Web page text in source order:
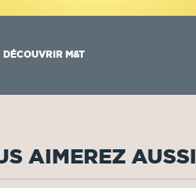
DÉCOUVRIR M&T
AIMEREZ AUSSI